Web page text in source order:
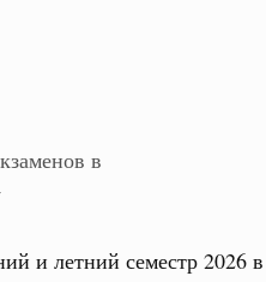
в
и летний семестр 2026 в